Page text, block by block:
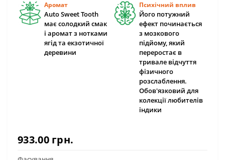
Аромат
Auto Sweet Tooth
має солодкий смак
і аромат з нотками
ягід та екзотичної
деревини
Психічний вплив
Його потужний
ефект починається
з мозкового
підйому, який
переростає в
тривале відчуття
фізичного
розслаблення.
Обов'язковий для
колекції любителів
індики
933.00 грн.